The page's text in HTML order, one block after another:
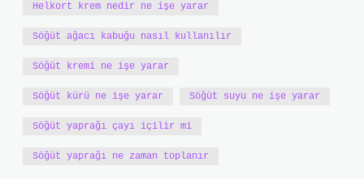
Helkort krem nedir ne işe yarar
Söğüt ağacı kabuğu nasıl kullanılır
Söğüt kremi ne işe yarar
Söğüt kürü ne işe yarar Söğüt suyu ne işe yarar
Söğüt yaprağı çayı içilir mi
Söğüt yaprağı ne zaman toplanır